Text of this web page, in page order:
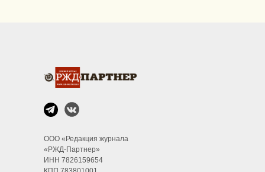
ООО «Редакция журнала
«РЖД-Партнер»
ИНН 7826159654